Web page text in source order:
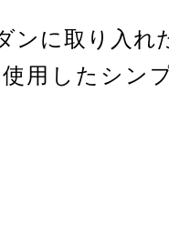
ンに取り入れ
用したシン